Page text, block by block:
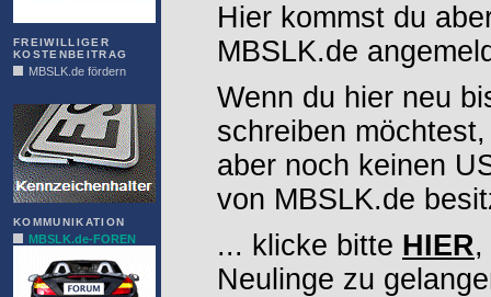
FREIWILLIGER
KOSTENBEITRAG
MBSLK.de fördern
KOMMUNIKATION
MBSLK.de-FOREN
Hier kommst du
MBSLK.de
Wenn du hier neu
schreiben möchtest,
aber noch keinen
von MBSLK.de
... klicke bitte HIER,
Neulinge zu